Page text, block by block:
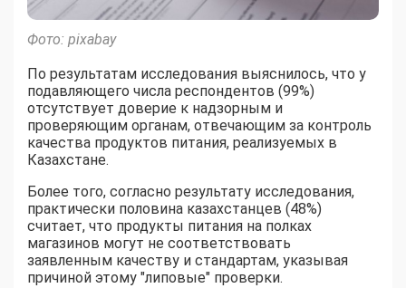
Фото: pixabay
По результатам исследования выяснилось, что у
подавляющего числа респондентов (99%)
отсутствует доверие к надзорным и
проверяющим органам, отвечающим за контроль
качества продуктов питания, реализуемых в
Казахстане.
Более того, согласно результату исследования,
практически половина казахстанцев (48%)
считает, что продукты питания на полках
магазинов могут не соответствовать
заявленным качеству и стандартам, указывая
причиной этому "липовые" проверки.